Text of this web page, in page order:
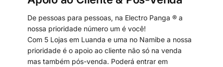
De pessoas para pessoas, na Electro Panga ® a
nossa prioridade número um é você!
Com 5 Lojas em Luanda e uma no Namibe a nossa
prioridade é o apoio ao cliente não só na venda
mas também pós-venda. Poderá entrar em